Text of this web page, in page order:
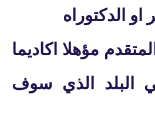
او الدكتوراه
مؤهلا اكاديما
البلد الذي سوف